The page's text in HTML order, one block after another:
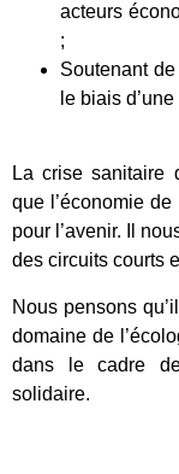
acteurs
;
Soutenant
le biais
La crise sanitaire
que l’économie
pour l’avenir. Il
des circuits courts
Nous pensons
domaine de
dans le cadre
solidaire.